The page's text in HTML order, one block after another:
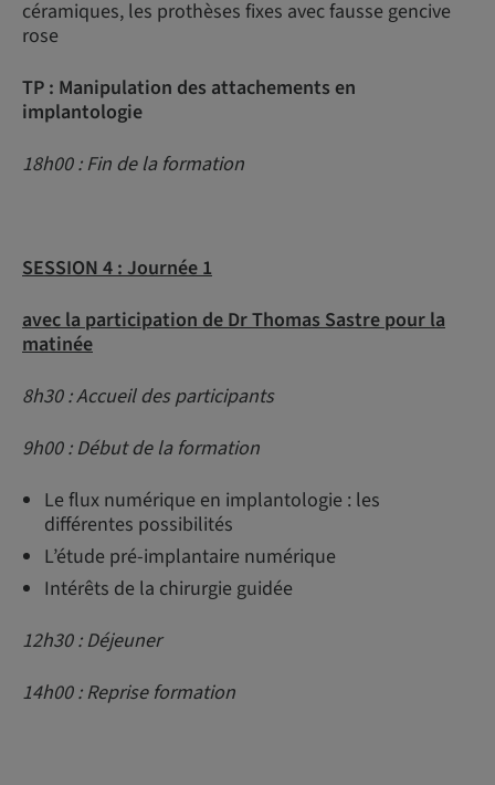
céramiques, les prothèses fixes avec fausse gencive
rose
TP : Manipulation des attachements en
implantologie
18h00 : Fin de la formation
SESSION 4 :Journée 1
avec la participation de Dr Thomas Sastre pour la
matinée
8h30 : Accueil des participants
9h00 : Début de la formation
Le flux numérique en implantologie : les
différentes possibilités
L’étude pré-implantaire numérique
Intérêts de la chirurgie guidée
12h30 : Déjeuner
14h00 : Reprise formation